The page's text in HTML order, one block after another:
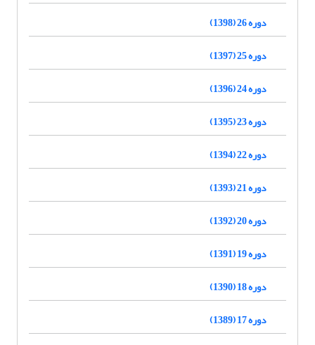
دوره 26 (1398)
دوره 25 (1397)
دوره 24 (1396)
دوره 23 (1395)
دوره 22 (1394)
دوره 21 (1393)
دوره 20 (1392)
دوره 19 (1391)
دوره 18 (1390)
دوره 17 (1389)